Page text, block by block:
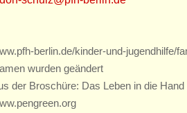
berlin.de/kinder-und-jugendhilfe/
wurden geändert
der Broschüre: Das Leben in die